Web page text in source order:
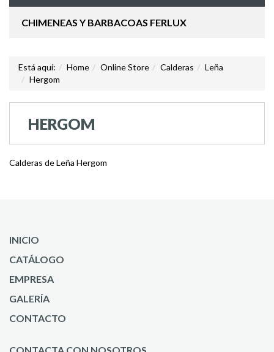
CHIMENEAS Y BARBACOAS FERLUX
Está aquí: Home Online Store Calderas
Leña
Hergom
HERGOM
Calderas de Leña Hergom
INICIO
CATÁLOGO
EMPRESA
GALERÍA
CONTACTO